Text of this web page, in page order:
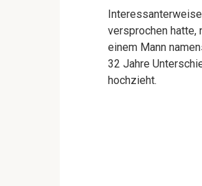
versprochen hatte,
einem Mann
32 Jahre
hochzieht.